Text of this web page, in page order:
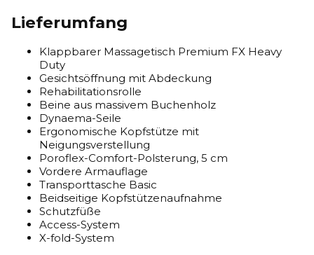
Lieferumfang
Klappbarer Massagetisch Premium FX Heavy
Duty
Gesichtsöffnung mit Abdeckung
Rehabilitationsrolle
Beine aus massivem Buchenholz
Dynaema-Seile
Ergonomische Kopfstütze mit
Neigungsverstellung
Poroflex-Comfort-Polsterung, 5 cm
Vordere Armauflage
Transporttasche Basic
Beidseitige Kopfstützenaufnahme
Schutzfüße
Access-System
X-fold-System